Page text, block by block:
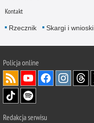
Kontakt
Rzecznik Skargi i wnioski
Policjaonline
Redakcja serwisu